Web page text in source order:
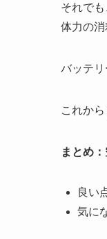
それで
体力の消
バッテリ
これか
まとめ
良い
気に